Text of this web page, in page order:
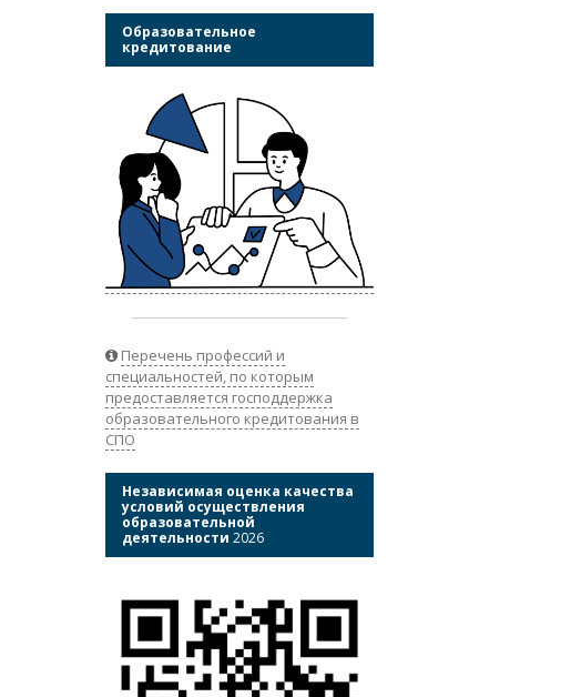
Образовательное
кредитование
Перечень профессий и
специальностей, по которым
предоставляется господдержка
образовательного кредитования в
СПО
Независимая оценка качества
условий осуществления
образовательной
деятельности 2026